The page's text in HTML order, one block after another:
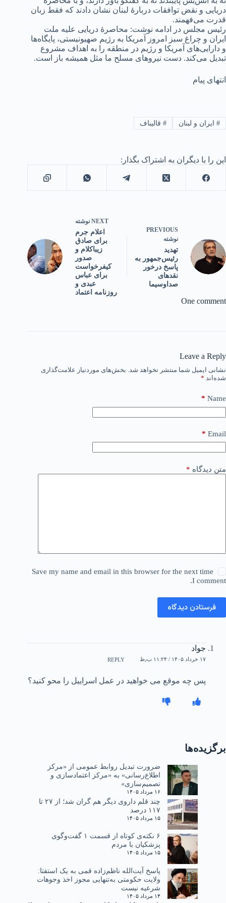
دریایی و نقض توافقات دربارهٔ لبنان نشان دادند که فقط زبان
قدرت می‌فهمند.
رئیس مجلس در ادامه نوشت: محاصرهٔ دریایی علیه ملت
ایران و چراغ سبز امروز آمریکا به رژیم صهیونیستی، پایگاه‌ها
و دارایی‌های آمریکا و رژیم در منطقه را به اهداف مشروع
تبدیل می‌کند. دست نیروهای مسلح ما مثل همیشه باز است.
انتهای پیام
#ایران و لبنان #قالیباف
این را با دیگران به اشتراک بگذار:
PREVIOUS
نوشته
تهدید
رئیس‌جمهور به
پاسخ درخور
نقدهای
صداوسیما
NEXT نوشته
اعلام جرم
برای صادق
زیباکلام و
صدور
کیفرخواست
برای عباس
عبدی و
روزنامه اعتماد
One comment
Leave a Reply
نشانی ایمیل شما منتشر نخواهد شد. بخش‌های موردنیاز علامت‌گذاری
شده‌اند *
Name
*
Email
*
متن دیدگاه *
Save my name and email in this browser for the next time
I comment.
فرستادن دیدگاه
جواد
۱۷ خرداد ۱۴۰۵ / ۱۱:۲۴ ب٫ظ REPLY
پس چه موقع می خواهید در عمل اسراییل را محو کنید؟
برگزیده‌ها
ضرورت تبدیل روابط عمومی از «مرکز
اطلاع‌رسانی» به «مرکز اعتمادسازی و
تصمیم‌سازی»
۱۶ مرداد ۱۴۰۵
چند قلم داروی دیگر هم گران شد؛ از ۲۷ تا
۱۱۷ درصد
۱۵ مرداد ۱۴۰۵
۶ نکته‌ی کوتاه از قسمت ۱ گفت‌وگوی
پزشکیان با مردم
۱۵ مرداد ۱۴۰۵
پاسخ آیت‌الله ناظم‌زاده قمی به یک استفتا:
ولایت حکومتی به‌تنهایی مجوز اخذ وجوهات
شرعیه نیست
۱۴ مرداد ۱۴۰۵